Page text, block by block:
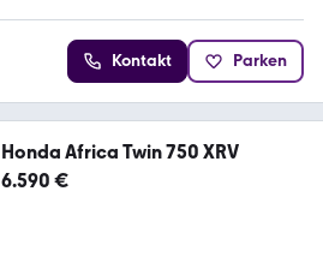
Kontakt Parken
Honda Africa Twin 750 XRV
6.590 €